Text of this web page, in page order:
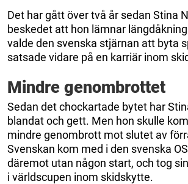
Det har gått över två år sedan Stina
beskedet att hon lämnar
valde den svenska stjärnan att byta
satsade vidare på en karriär inom
Mindre genombrottet
Sedan det chockartade bytet har
blandat och gett. Men hon skulle
mindre genombrott mot slutet av
Svenskan kom med i den svenska
däremot utan någon start, och tog
i världscupen inom skidskytte.